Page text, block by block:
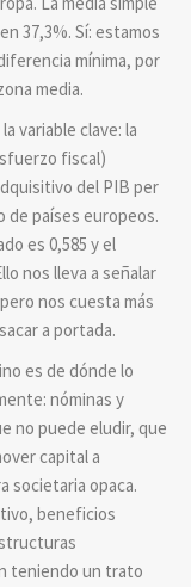
37,3%. Sí: estamos
mínima, por
media.
variable clave: la
fiscal)
del PIB per
de países europeos.
es 0,585 y el
nos lleva a señalar
nos cuesta más
a portada.
es de dónde lo
nóminas y
no puede eludir, que
capital a
societaria opaca.
beneficios
teniendo un trato